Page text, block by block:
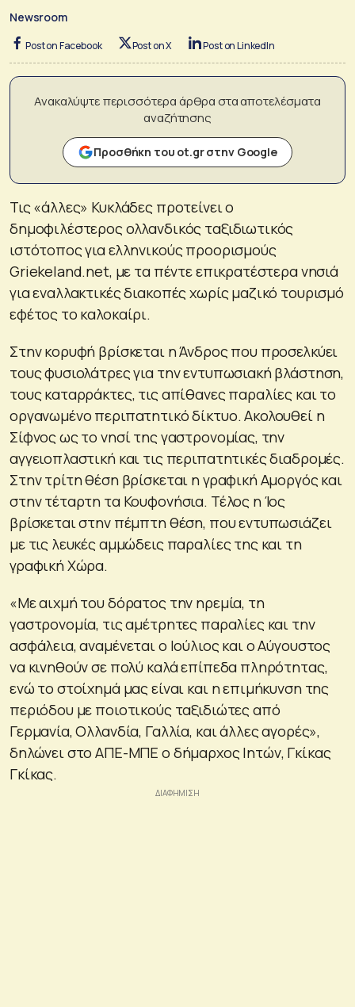
Newsroom
Post on Facebook Post on X Post on LinkedIn
Ανακαλύψτε περισσότερα άρθρα στα αποτελέσματα
αναζήτησης
Προσθήκη του ot.gr στην Google
Τις «άλλες» Κυκλάδες προτείνει ο
δημοφιλέστερος ολλανδικός ταξιδιωτικός
ιστότοπος για ελληνικούς προορισμούς
Griekeland.net, με τα πέντε επικρατέστερα νησιά
για εναλλακτικές διακοπές χωρίς μαζικό τουρισμό
εφέτος το καλοκαίρι.
Στην κορυφή βρίσκεται η Άνδρος που προσελκύει
τους φυσιολάτρες για την εντυπωσιακή βλάστηση,
τους καταρράκτες, τις απίθανες παραλίες και το
οργανωμένο περιπατητικό δίκτυο. Ακολουθεί η
Σίφνος ως το νησί της γαστρονομίας, την
αγγειοπλαστική και τις περιπατητικές διαδρομές.
Στην τρίτη θέση βρίσκεται η γραφική Αμοργός και
στην τέταρτη τα Κουφονήσια. Τέλος η Ίος
βρίσκεται στην πέμπτη θέση, που εντυπωσιάζει
με τις λευκές αμμώδεις παραλίες της και τη
γραφική Χώρα.
«Με αιχμή του δόρατος την ηρεμία, τη
γαστρονομία, τις αμέτρητες παραλίες και την
ασφάλεια, αναμένεται ο Ιούλιος και ο Αύγουστος
να κινηθούν σε πολύ καλά επίπεδα πληρότητας,
ενώ το στοίχημά μας είναι και η επιμήκυνση της
περιόδου με ποιοτικούς ταξιδιώτες από
Γερμανία, Ολλανδία, Γαλλία, και άλλες αγορές»,
δηλώνει στο ΑΠΕ-ΜΠΕ ο δήμαρχος Ιητών, Γκίκας
Γκίκας.